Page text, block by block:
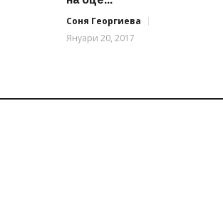
Соня Георгиева
Януари 20, 2017